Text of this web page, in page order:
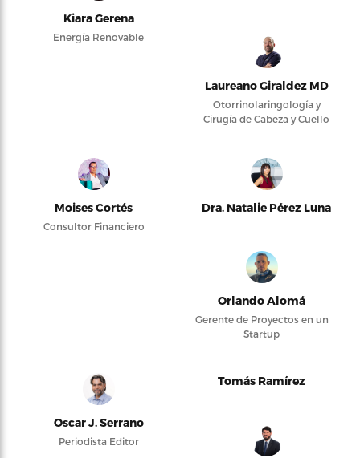
Kiara Gerena
Energía Renovable
Laureano Giraldez MD
Otorrinolaringología y
Cirugía de Cabeza y Cuello
Moises Cortés
Consultor Financiero
Dra. Natalie Pérez Luna
Orlando Alomá
Gerente de Proyectos en un
Startup
Oscar J. Serrano
Periodista Editor
Tomás Ramírez